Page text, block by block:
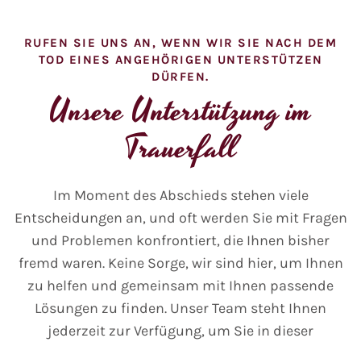
RUFEN SIE UNS AN, WENN WIR SIE NACH DEM
TOD EINES ANGEHÖRIGEN UNTERSTÜTZEN
DÜRFEN.
Unsere Unterstützung im
Trauerfall
Im Moment des Abschieds stehen viele
Entscheidungen an, und oft werden Sie mit Fragen
und Problemen konfrontiert, die Ihnen bisher
fremd waren. Keine Sorge, wir sind hier, um Ihnen
zu helfen und gemeinsam mit Ihnen passende
Lösungen zu finden. Unser Team steht Ihnen
jederzeit zur Verfügung, um Sie in dieser